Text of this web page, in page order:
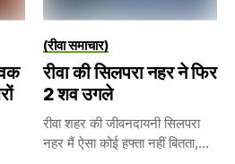
(रीवा समाचार)
रीवा की सिलपरा नहर ने फिर
2 शव उगले
रीवा शहर की जीवनदायनी सिलपरा
नहर मैं ऐसा कोई हफ्ता नहीं बितता,...